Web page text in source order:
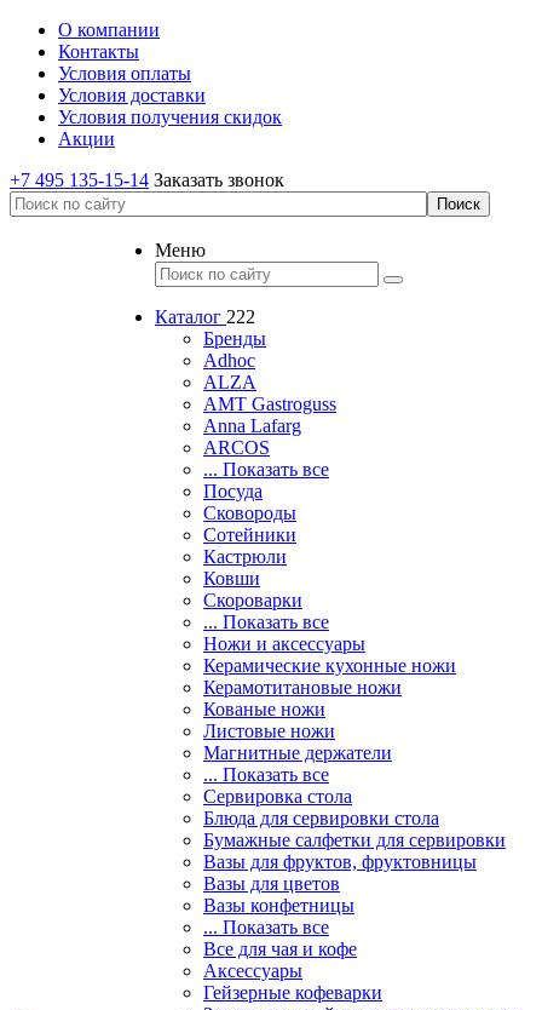
О компании
Контакты
Условия оплаты
Условия доставки
Условия получения скидок
Акции
+7 495 135-15-14 Заказать звонок
Меню
Каталог 222
Бренды
Adhoc
ALZA
AMT Gastroguss
Anna Lafarg
ARCOS
... Показать все
Посуда
Сковороды
Сотейники
Кастрюли
Ковши
Скороварки
... Показать все
Ножи и аксессуары
Керамические кухонные ножи
Керамотитановые ножи
Кованые ножи
Листовые ножи
Магнитные держатели
... Показать все
Сервировка стола
Блюда для сервировки стола
Бумажные салфетки для сервировки
Вазы для фруктов, фруктовницы
Вазы для цветов
Вазы конфетницы
... Показать все
Все для чая и кофе
Аксессуары
Гейзерные кофеварки